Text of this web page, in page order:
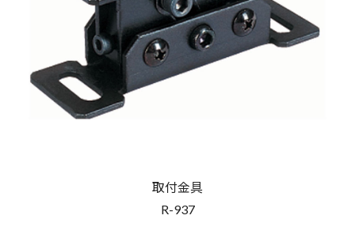
取付金具
R-937